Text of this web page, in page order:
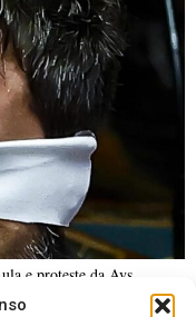
e proteste da Avs